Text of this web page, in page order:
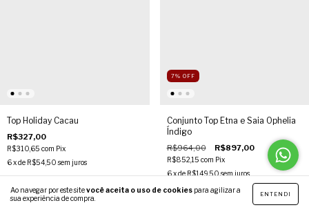
Ao navegar por este sitevocê aceita o uso de cookies para agilizar a
sua experiência de compra.
ENTENDI
Top Holiday Cacau
R$327,00
R$310,65 com Pix
6x de R$54,50 sem juros
COMPRAR
7% OFF
Conjunto Top Etna e Saia Ophelia
Índigo
R$964,00 R$897,00
R$852,15 com Pix
6 x de R$149,50 sem juros